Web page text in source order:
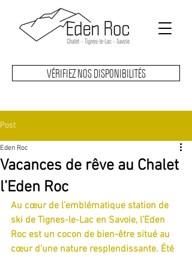
VÉRIFIEZ NOS DISPONIBILITÉS
Post
Vacances de rêve au Chalet
l’Eden Roc
Eden Roc
Au cœur de l’emblématique station de
ski de Tignes-le-Lac en Savoie, l’Eden
Roc est un cocon de bien-être situé au
cœur d’une nature resplendissante. Été